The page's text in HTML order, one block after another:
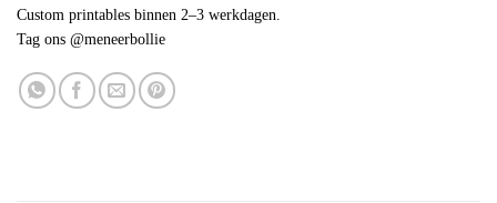
Custom printables binnen 2–3 werkdagen.
Tag ons @meneerbollie